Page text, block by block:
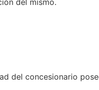
del concesionario